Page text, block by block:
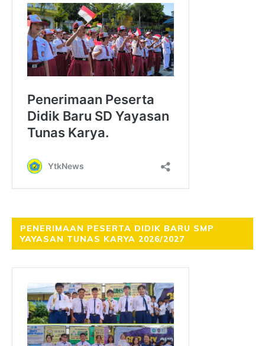
PENERIMAAN PESERTA DIDIK BARU SMP
YAYASAN TUNAS KARYA 2026/2027